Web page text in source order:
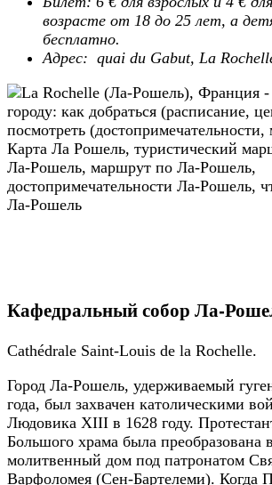
возрасте от 18 до 25 лет, а
бесплатно.
Адрес: quai du Gabut, La
Кафедральный собор Ла-
Cathédrale Saint-Louis de la Rochelle.
Город Ла-Рошель, удерживаемый
года, был захвачен католическими
Людовика XIII в 1628 году.
Большого храма была преобразована
молитвенный дом под патронатом
Варфоломея (Сен-Бартелеми). Когда